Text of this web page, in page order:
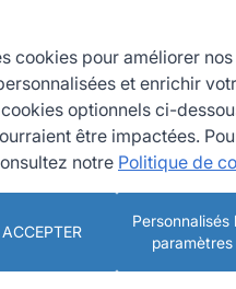
CUISINE
NOS
cookies pour améliorer
et enrichir
optionnels ci-
être impactées.
notre Politique de
ACCEPTER
Personnalisés
paramètres